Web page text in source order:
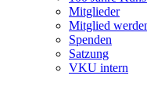
Mitglieder
Mitglied
Spenden
Satzung
VKU intern